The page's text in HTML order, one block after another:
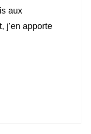
aux
j’en apporte